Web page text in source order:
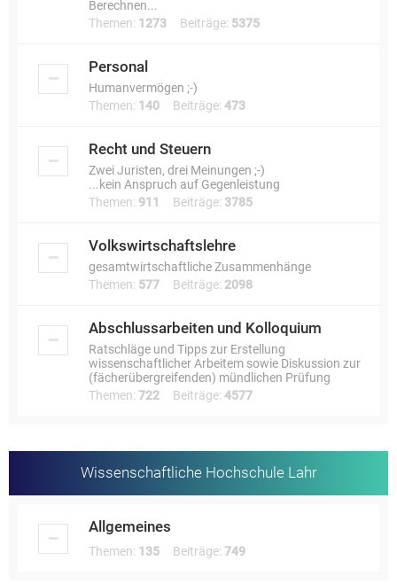
Berechnen...
Themen: 1273 Beiträge: 5375
Personal
Humanvermögen ;-)
Themen: 140 Beiträge: 473
Recht und Steuern
Zwei Juristen, drei Meinungen ;-)
...kein Anspruch auf Gegenleistung
Themen: 911 Beiträge: 3785
Volkswirtschaftslehre
gesamtwirtschaftliche Zusammenhänge
Themen: 577 Beiträge: 2098
Abschlussarbeiten und Kolloquium
Ratschläge und Tipps zur Erstellung
wissenschaftlicher Arbeitem sowie Diskussion zur
(fächerübergreifenden) mündlichen Prüfung
Themen: 722 Beiträge: 4577
Wissenschaftliche Hochschule Lahr
Allgemeines
Themen: 135 Beiträge: 749